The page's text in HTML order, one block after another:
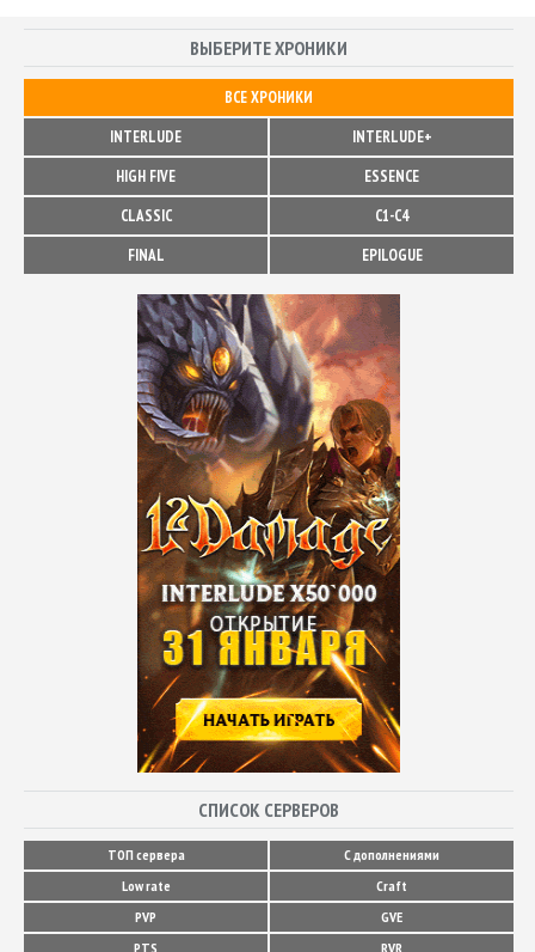
ВЫБЕРИТЕ ХРОНИКИ
ВСЕ ХРОНИКИ
INTERLUDE
INTERLUDE+
HIGH FIVE
ESSENCE
CLASSIC
C1-C4
FINAL
EPILOGUE
СПИСОК СЕРВЕРОВ
ТОП сервера
С дополнениями
Low rate
Craft
PVP
GVE
PTS
RVR